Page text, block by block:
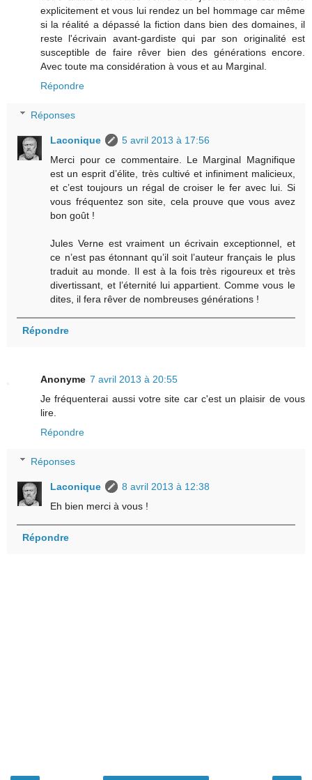
explicitement et vous lui rendez un bel hommage car même
si la réalité a dépassé la fiction dans bien des domaines, il
reste l'écrivain avant-gardiste qui par son originalité est
susceptible de faire rêver bien des générations encore.
Avec toute ma considération à vous et au Marginal.
Répondre
Réponses
Laconique
5 avril 2013 à 17:56
Merci pour ce commentaire. Le Marginal Magnifique
est un esprit d’élite, très cultivé et infiniment malicieux,
et c’est toujours un régal de croiser le fer avec lui. Si
vous fréquentez son site, cela prouve que vous avez
bon goût !
Jules Verne est vraiment un écrivain exceptionnel, et
ce n’est pas étonnant qu’il soit l’auteur français le plus
traduit au monde. Il est à la fois très rigoureux et très
divertissant, et l’éternité lui appartient. Comme vous le
dites, il fera rêver de nombreuses générations !
Répondre
Anonyme 7 avril 2013 à 20:55
Je fréquenterai aussi votre site car c'est un plaisir de vous
lire.
Répondre
Réponses
Laconique
8 avril 2013 à 12:38
Eh bien merci à vous !
Répondre